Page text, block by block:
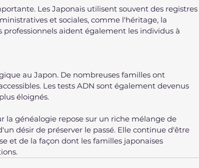
Les Japonais utilisent souvent des registres
et sociales, comme l'héritage, la
professionnels aident également les individus à
au Japon. De nombreuses familles ont
Les tests ADN sont également devenus
éloignés.
la généalogie repose sur un riche mélange de
désir de préserver le passé. Elle continue d'être
et de la façon dont les familles japonaises